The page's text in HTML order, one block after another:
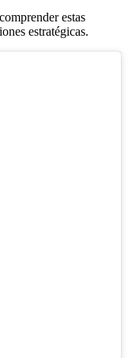
estas
estratégicas.